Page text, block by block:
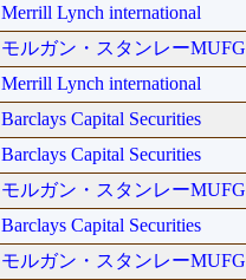
Merrill Lynch international
モルガン・スタンレーMUFG
Merrill Lynch international
Barclays Capital Securities
Barclays Capital Securities
モルガン・スタンレーMUFG
Barclays Capital Securities
モルガン・スタンレーMUFG